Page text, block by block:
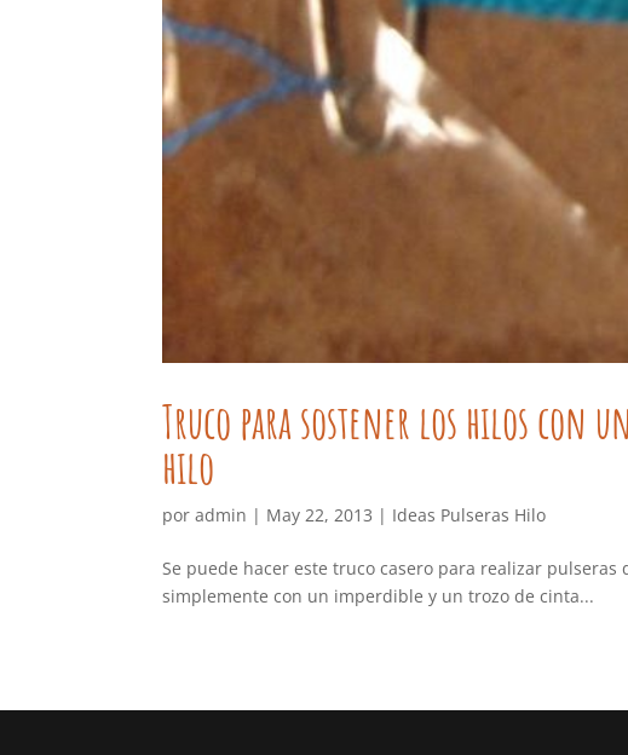
Truco para sostener los hilos con
hilo
poradmin | May 22, 2013 | Ideas Pulseras Hilo
Se puede hacer este truco casero para realizar
simplemente con un imperdible y un trozo de cinta...